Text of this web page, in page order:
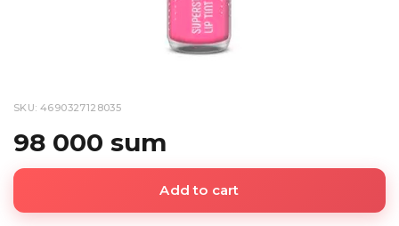
SKU: 4690327128035
98 000 sum
Add to cart